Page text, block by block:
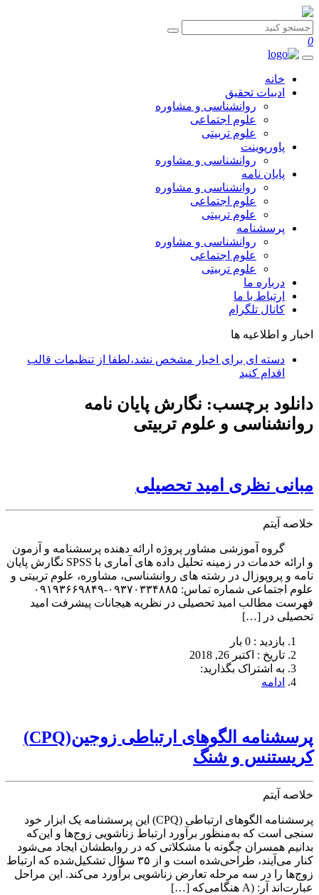
0
خانه
ادبیات تحقیق
روانشناسی و مشاوره
علوم اجتماعی
علوم تربیتی
پاورپوینت
روانشناسی و مشاوره
پایان نامه
روانشناسی و مشاوره
علوم اجتماعی
علوم تربیتی
پرسشنامه
روانشناسی و مشاوره
علوم اجتماعی
علوم تربیتی
درباره ما
ارتباط با ما
کانال تلگرام
اخبار و اطلاعیه ها
دسته ای برای اخبار مشخص نشد،لطفا از تنظیمات قالب
اقدام کنید
دانلود برچسب: نگارش پایان نامه
روانشناسی و علوم تربیتی
مبانی نظری امید تحصیلی
خلاصه آیتم
گروه آموزشی مشاور پروژه ارائه دهنده پرسشنامه و آزمون
و ارائه خدمات در زمینه تحلیل داده های آماری با SPSS نگارش پایان
نامه و پروپوزال در رشته های روانشناسی، مشاوره، علوم تربیتی و
فهرست مطالب امید‌ تحصیلی در نظریه هیجانات پیشرفت امید
تحصیلی در […]
بازدید : 0 بار
تاريخ : اکتبر 26, 2018
به اشتراک بگذارید:
ادامه
پرسشنامه الگوهای ارتباطی زوجین(CPQ)
کریستنس و شنگ
خلاصه آیتم
پرسشنامه الگوهای ارتباطی (CPQ) این پرسشنامه یک ابزار خود
سنجی است که به‌منظور برآورد ارتباط زناشویی زوج‌ها و این‌که
بدانیم همسران چگونه با مشکلاتی که در روابطشان ایجاد می‌شود
کنار می‌آیند، طراحی‌شده است و از ۳۵ سؤال تشکیل‌شده که ارتباط
زوج‌ها را در سه مرحله تعارض زناشویی برآورد می‌کند. این مراحل
عبارت‌اند آر: (A هنگامی‌که […]